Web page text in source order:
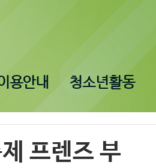
용안내 청소년활동
프렌즈 부